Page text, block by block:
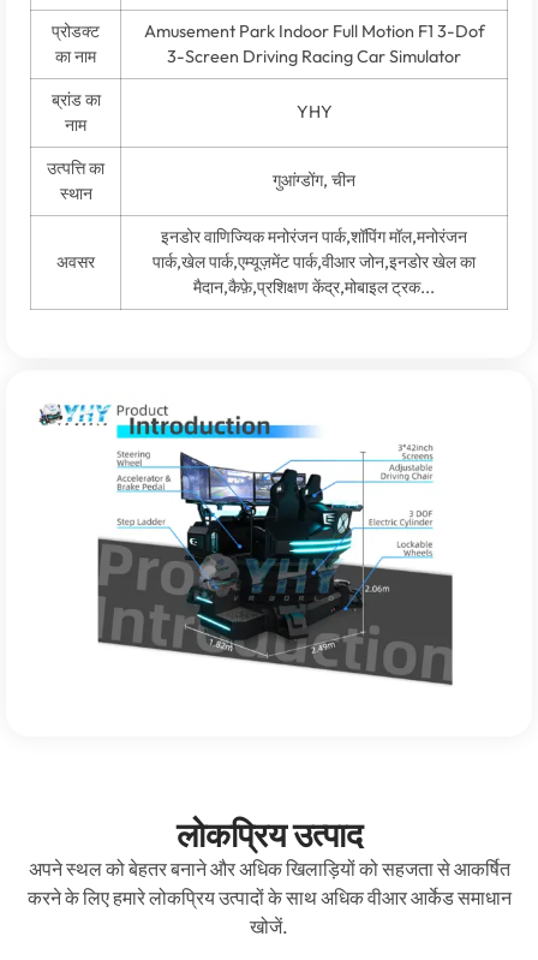
प्रोडक्ट
का नाम
Amusement Park Indoor Full Motion F1 3-Dof
3-Screen Driving Racing Car Simulator
ब्रांड का
नाम
YHY
उत्पत्ति का
स्थान
गुआंग्डोंग, चीन
अवसर
इनडोर वाणिज्यिक मनोरंजन पार्क,शॉपिंग मॉल,मनोरंजन
पार्क,खेल पार्क,एम्यूज़मेंट पार्क,वीआर जोन,इनडोर खेल का
मैदान,कैफ़े,प्रशिक्षण केंद्र,मोबाइल ट्रक...
लोकप्रिय उत्पाद
अपने स्थल को बेहतर बनाने और अधिक खिलाड़ियों को सहजता से आकर्षित
करने के लिए हमारे लोकप्रिय उत्पादों के साथ अधिक वीआर आर्केड समाधान
खोजें.